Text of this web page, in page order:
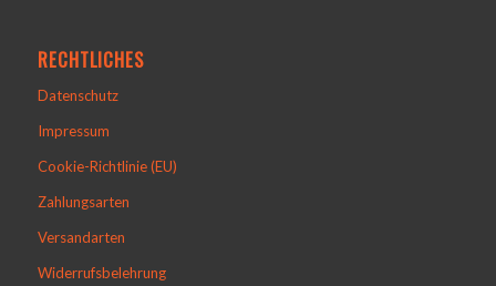
RECHTLICHES
Datenschutz
Impressum
Cookie-Richtlinie (EU)
Zahlungsarten
Versandarten
Widerrufsbelehrung